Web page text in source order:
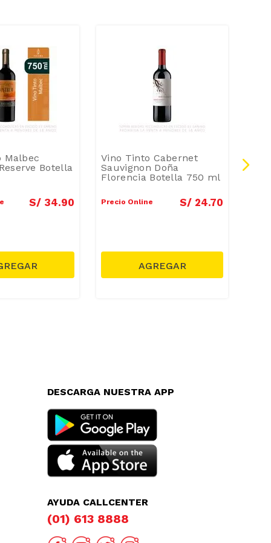
Malbec
Botella
S/ 34.90
Vino Tinto Cabernet
Sauvignon Doña
Florencia Botella 750 ml
Precio Online S/ 24.70
DESCARGA NUESTRA APP
AYUDA CALLCENTER
(01) 613 8888